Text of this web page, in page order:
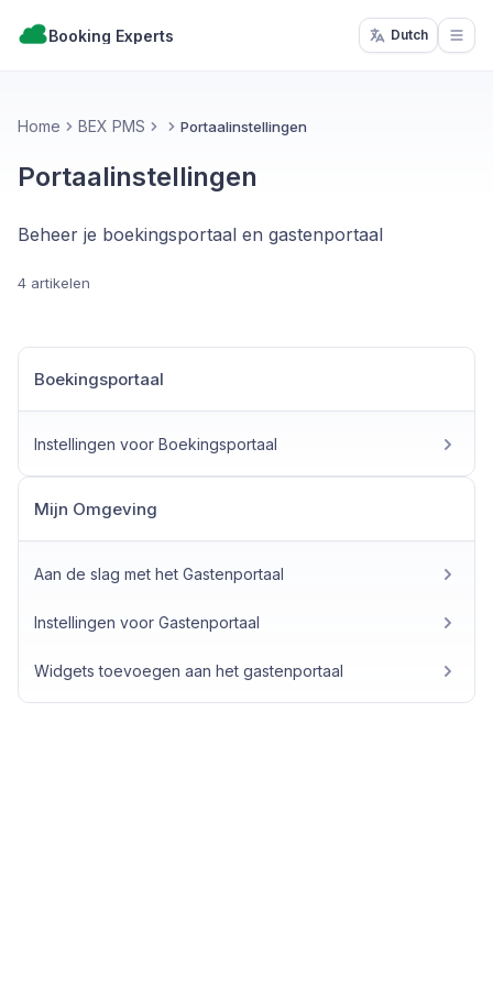
Booking Experts Dutch
Home BEX PMS Portaalinstellingen
Portaalinstellingen
Beheer je boekingsportaal en gastenportaal
4 artikelen
Boekingsportaal
Instellingen voor Boekingsportaal
Mijn Omgeving
Aan de slag met het Gastenportaal
Instellingen voor Gastenportaal
Widgets toevoegen aan het gastenportaal